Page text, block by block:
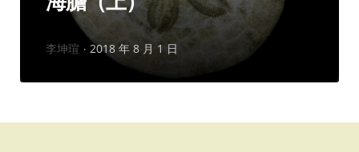
作
李坤瑄 2018 年 8 月 1 日